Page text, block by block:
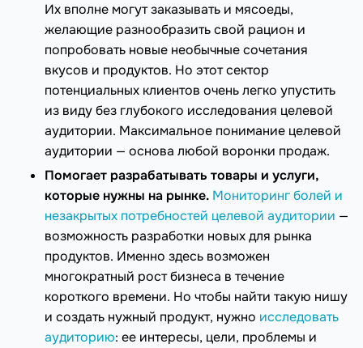
Их вполне могут заказывать и мясоеды,
желающие разнообразить свой рацион и
попробовать новые необычные сочетания
вкусов и продуктов. Но этот сектор
потенциальных клиентов очень легко упустить
из виду без глубокого исследования целевой
аудитории. Максимальное понимание целевой
аудитории — основа любой воронки продаж.
Помогает разрабатывать товары и услуги,
которые нужны на рынке. Мониторинг болей и
незакрытых потребностей целевой аудитории —
возможность разработки новых для рынка
продуктов. Именно здесь возможен
многократный рост бизнеса в течение
короткого времени. Но чтобы найти такую ​​нишу
и создать нужный продукт, нужно исследовать
аудиторию: ее интересы, цели, проблемы и